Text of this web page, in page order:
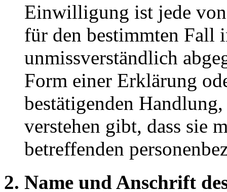
Einwilligung ist jede
für den bestimmten Fall
unmissverständlich
Form einer Erklärung
bestätigenden
verstehen gibt, dass sie
betreffenden
2. Name und Anschrift